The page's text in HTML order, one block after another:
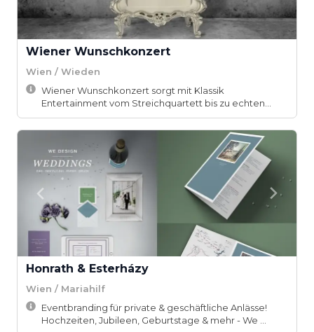
Wiener Wunschkonzert
Wien / Wieden
Wiener Wunschkonzert sorgt mit Klassik
Entertainment vom Streichquartett bis zu echten
Sänger-Büh...
Honrath & Esterházy
Wien / Mariahilf
Eventbranding für private & geschäftliche Anlässe!
Hochzeiten, Jubileen, Geburtstage & mehr - We ...